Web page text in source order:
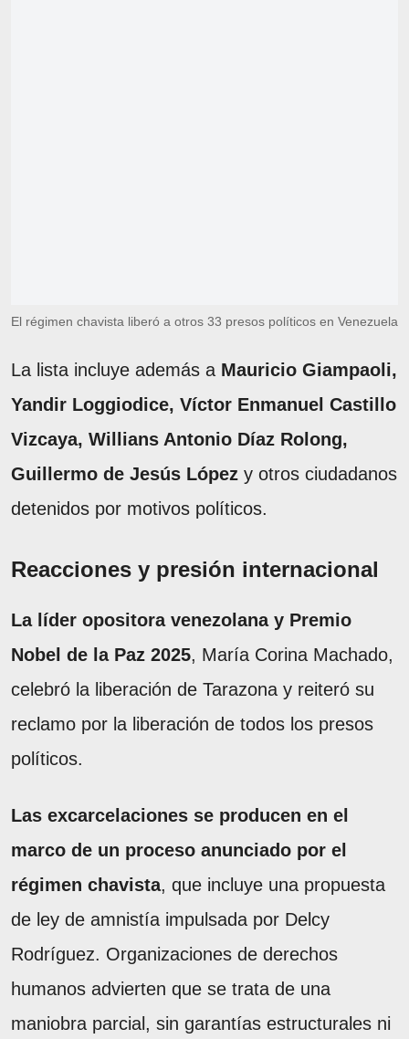
El régimen chavista liberó a otros 33 presos políticos en Venezuela
La lista incluye además a Mauricio Giampaoli,
Yandir Loggiodice, Víctor Enmanuel Castillo
Vizcaya, Willians Antonio Díaz Rolong,
Guillermo de Jesús López y otros ciudadanos
detenidos por motivos políticos.
Reacciones y presión internacional
La líder opositora venezolana y Premio
Nobel de la Paz 2025, María Corina Machado,
celebró la liberación de Tarazona y reiteró su
reclamo por la liberación de todos los presos
políticos.
Las excarcelaciones se producen en el
marco de un proceso anunciado por el
régimen chavista, que incluye una propuesta
de ley de amnistía impulsada por Delcy
Rodríguez. Organizaciones de derechos
humanos advierten que se trata de una
maniobra parcial, sin garantías estructurales ni